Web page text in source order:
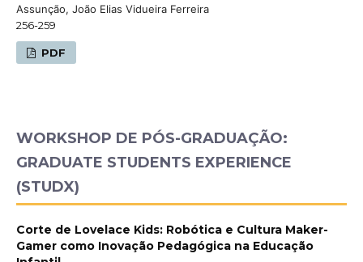
Assunção, João Elias Vidueira Ferreira
256-259
PDF
WORKSHOP DE PÓS-GRADUAÇÃO:
GRADUATE STUDENTS EXPERIENCE
(STUDX)
Corte de Lovelace Kids: Robótica e Cultura Maker-
Gamer como Inovação Pedagógica na Educação